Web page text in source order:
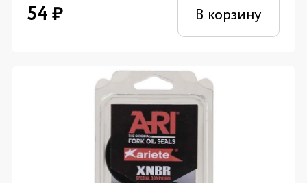
54₽ В корзину